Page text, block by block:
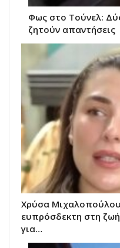
Φως στο Τούνελ:
ζητούν απαντήσεις
Χρύσα
ευπρόσδεκτη στη
για…